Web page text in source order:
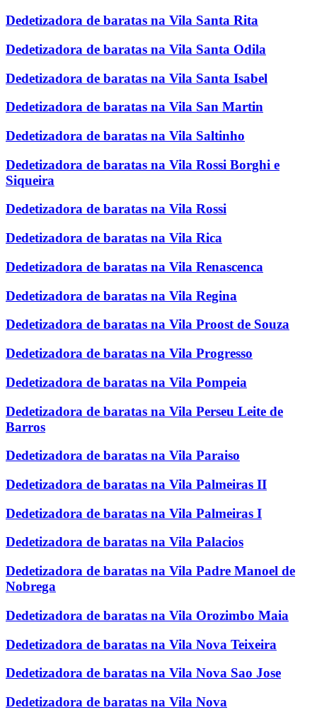
Dedetizadora de baratas na Vila Santa Rita
Dedetizadora de baratas na Vila Santa Odila
Dedetizadora de baratas na Vila Santa Isabel
Dedetizadora de baratas na Vila San Martin
Dedetizadora de baratas na Vila Saltinho
Dedetizadora de baratas na Vila Rossi Borghi e
Siqueira
Dedetizadora de baratas na Vila Rossi
Dedetizadora de baratas na Vila Rica
Dedetizadora de baratas na Vila Renascenca
Dedetizadora de baratas na Vila Regina
Dedetizadora de baratas na Vila Proost de Souza
Dedetizadora de baratas na Vila Progresso
Dedetizadora de baratas na Vila Pompeia
Dedetizadora de baratas na Vila Perseu Leite de
Barros
Dedetizadora de baratas na Vila Paraiso
Dedetizadora de baratas na Vila Palmeiras II
Dedetizadora de baratas na Vila Palmeiras I
Dedetizadora de baratas na Vila Palacios
Dedetizadora de baratas na Vila Padre Manoel de
Nobrega
Dedetizadora de baratas na Vila Orozimbo Maia
Dedetizadora de baratas na Vila Nova Teixeira
Dedetizadora de baratas na Vila Nova Sao Jose
Dedetizadora de baratas na Vila Nova